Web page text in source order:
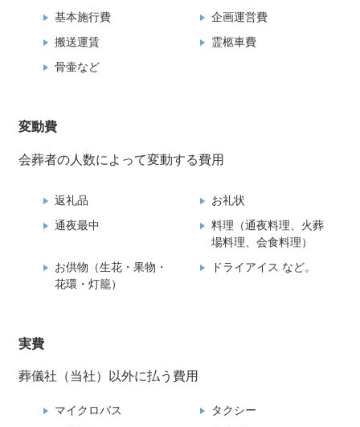
基本施行費
企画運営費
搬送運賃
霊柩車費
骨壷など
変動費
会葬者の人数によって変動する費用
返礼品
お礼状
通夜最中
料理（通夜料理、火葬
場料理、会食料理）
お供物（生花・果物・
花環・灯籠）
ドライアイス など。
実費
葬儀社（当社）以外に払う費用
マイクロバス
タクシー